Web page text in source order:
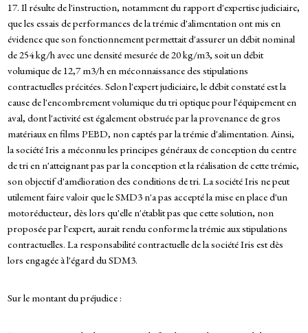
17. Il résulte de l'instruction, notamment du rapport d'expertise judiciaire,
que les essais de performances de la trémie d'alimentation ont mis en
évidence que son fonctionnement permettait d'assurer un débit nominal
de 254 kg/h avec une densité mesurée de 20 kg/m3, soit un débit
volumique de 12,7 m3/h en méconnaissance des stipulations
contractuelles précitées. Selon l'expert judiciaire, le débit constaté est la
cause de l'encombrement volumique du tri optique pour l'équipement en
aval, dont l'activité est également obstruée par la provenance de gros
matériaux en films PEBD, non captés par la trémie d'alimentation. Ainsi,
la société Iris a méconnu les principes généraux de conception du centre
de tri en n'atteignant pas par la conception et la réalisation de cette trémie,
son objectif d'amélioration des conditions de tri. La société Iris ne peut
utilement faire valoir que le SMD3 n'a pas accepté la mise en place d'un
motoréducteur, dès lors qu'elle n'établit pas que cette solution, non
proposée par l'expert, aurait rendu conforme la trémie aux stipulations
contractuelles. La responsabilité contractuelle de la société Iris est dès
lors engagée à l'égard du SDM3.
Sur le montant du préjudice :